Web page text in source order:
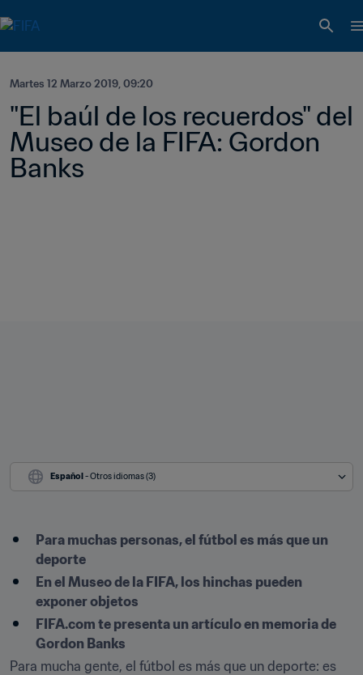
Martes 12 Marzo 2019, 09:20
"El baúl de los recuerdos" del
Museo de la FIFA: Gordon
Banks
Español - Otros idiomas (3)
Para muchas personas, el fútbol es más que un
deporte
En el Museo de la FIFA, los hinchas pueden
exponer objetos
FIFA.com te presenta un artículo en memoria de
Gordon Banks
Para mucha gente, el fútbol es más que un deporte: es